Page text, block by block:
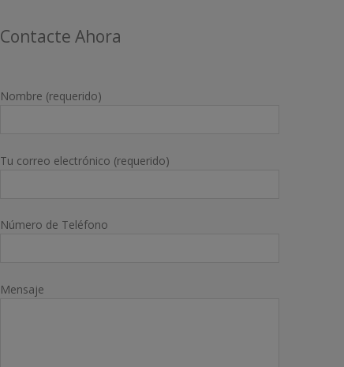
Contacte Ahora
Nombre (requerido)
Tu correo electrónico (requerido)
Número de Teléfono
Mensaje